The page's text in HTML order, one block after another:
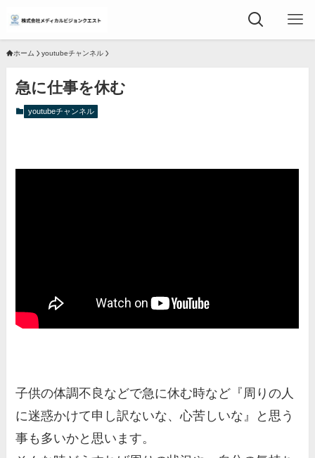
ホーム youtubeチャンネル
急に仕事を休む
youtubeチャンネル
子供の体調不良などで急に休む時など『周りの人
に迷惑かけて申し訳ないな、心苦しいな』と思う
事も多いかと思います。